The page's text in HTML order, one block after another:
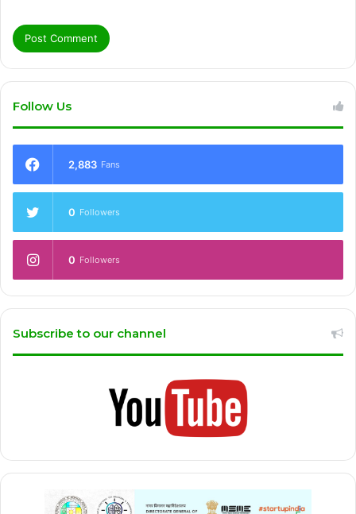
Follow Us
2,883 Fans
0 Followers
0 Followers
Subscribe to our channel